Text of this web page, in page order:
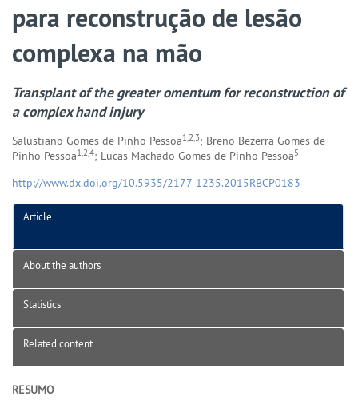
para reconstrução de lesão
complexa na mão
Transplant of the greater omentum for reconstruction of
a complex hand injury
Salustiano Gomes de Pinho Pessoa1,2,3; Breno Bezerra Gomes de
Pinho Pessoa1,2,4; Lucas Machado Gomes de Pinho Pessoa5
http://www.dx.doi.org/10.5935/2177-1235.2015RBCP0183
Article
About the authors
Statistics
Related content
RESUMO